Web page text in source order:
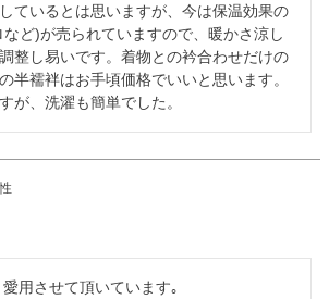
ているとは思いますが、今は保温効果の
ど)が売られていますので、暖かさ涼し
整し易いです。着物との衿合わせだけの
半襦袢はお手頃価格でいいと思います。
が、洗濯も簡単でした。
用させて頂いています｡